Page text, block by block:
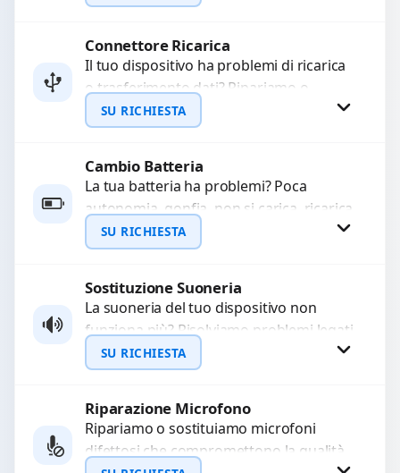
problemi come immagini sfocate, messa
Richiedi Preventivo
WhatsApp
Connettore Ricarica
Il tuo dispositivo ha problemi di ricarica
o trasferimento dati? Ripariamo o
sostituiamo connettori di ricarica guasti,
rotti, allentati, danneggiati,...
SU RICHIESTA
Richiedi Preventivo
WhatsApp
Cambio Batteria
La tua batteria ha problemi? Poca
autonomia, gonfia, non si carica, ricarica
lenta o cicli di ricarica esauriti?
Sostituiamo la...
SU RICHIESTA
Richiedi Preventivo
WhatsApp
Sostituzione Suoneria
La suoneria del tuo dispositivo non
funziona più? Risolviamo problemi legati
a moduli audio difettosi con interventi
precisi e componenti...
SU RICHIESTA
Richiedi Preventivo
WhatsApp
Riparazione Microfono
Ripariamo o sostituiamo microfoni
difettosi che compromettono la qualità